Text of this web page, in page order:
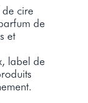
cire
de
et
label de